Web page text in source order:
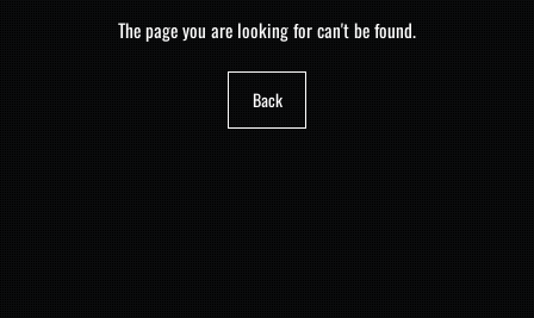
The page you are looking for can't be found.
Back